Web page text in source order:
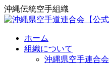
沖縄伝統空手組織
ホーム
組織について
沖縄県空手連合会